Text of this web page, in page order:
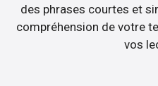
des phrases courtes et
compréhension de votre
vos